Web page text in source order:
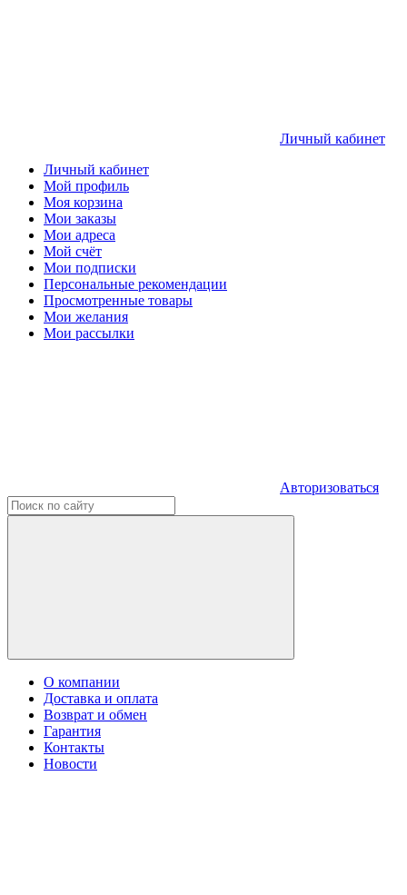
Личный кабинет
Личный кабинет
Мой профиль
Моя корзина
Мои заказы
Мои адреса
Мой счёт
Мои подписки
Персональные рекомендации
Просмотренные товары
Мои желания
Мои рассылки
Авторизоваться
О компании
Доставка и оплата
Возврат и обмен
Гарантия
Контакты
Новости